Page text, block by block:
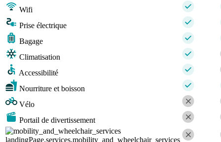
Wifi
Prise électrique
Bagage
Climatisation
Accessibilité
Nourriture et boisson
Vélo
Portail de divertissement
landingPage.services.mobility_and_wheelchair_services